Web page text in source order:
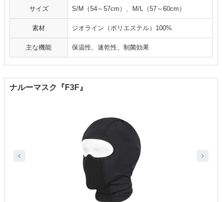
サイズ S/M（54～57cm）、M/L（57～60cm）
素材 ジオライン（ポリエステル）100%
主な機能 保温性、速乾性、制菌効果
ナルーマスク『F3F』